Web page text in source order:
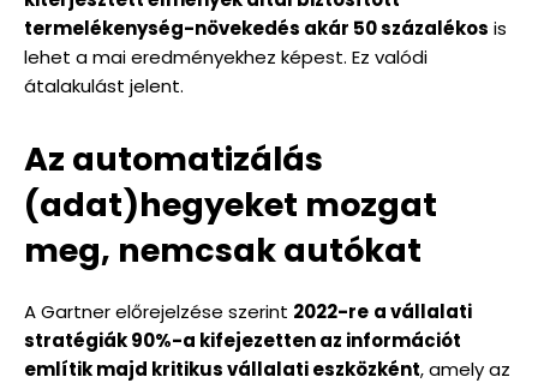
termelékenység-növekedés akár 50 százalékos is
lehet a mai eredményekhez képest. Ez valódi
átalakulást jelent.
Az automatizálás
(adat)hegyeket mozgat
meg, nemcsak autókat
A Gartner előrejelzése szerint 2022-re a vállalati
stratégiák 90%-a kifejezetten az információt
említik majd kritikus vállalati eszközként, amely az